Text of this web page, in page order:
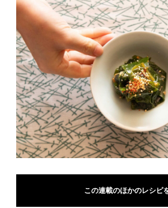
この連載のほかのレシピ